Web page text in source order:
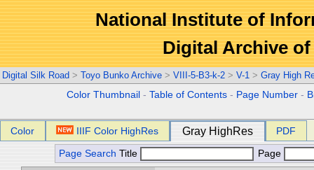
National Institute of
Digital Archive
Digital Silk Road > Toyo Bunko Archive > VIII-5-B3-k-2 > V-1 > Gray High
Color Thumbnail -Table of Contents - Page Number -
Color IIIF Color HighRes Gray HighRes PDF
Page Search Title Page